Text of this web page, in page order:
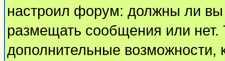
настроил форум: должны ли вы
размещать сообщения или
дополнительные